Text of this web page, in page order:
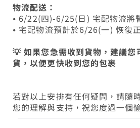
物流配送：
⦁ 6/22(四)-6/25(日) 宅配物流將
⦁ 宅配物流預計於6/26(一) 恢復
💡 如果您急需收到貨物，建議您
貨，以便更快收到您的包裹
若對以上安排有任何疑問，請隨
您的理解與支持，祝您度過一個